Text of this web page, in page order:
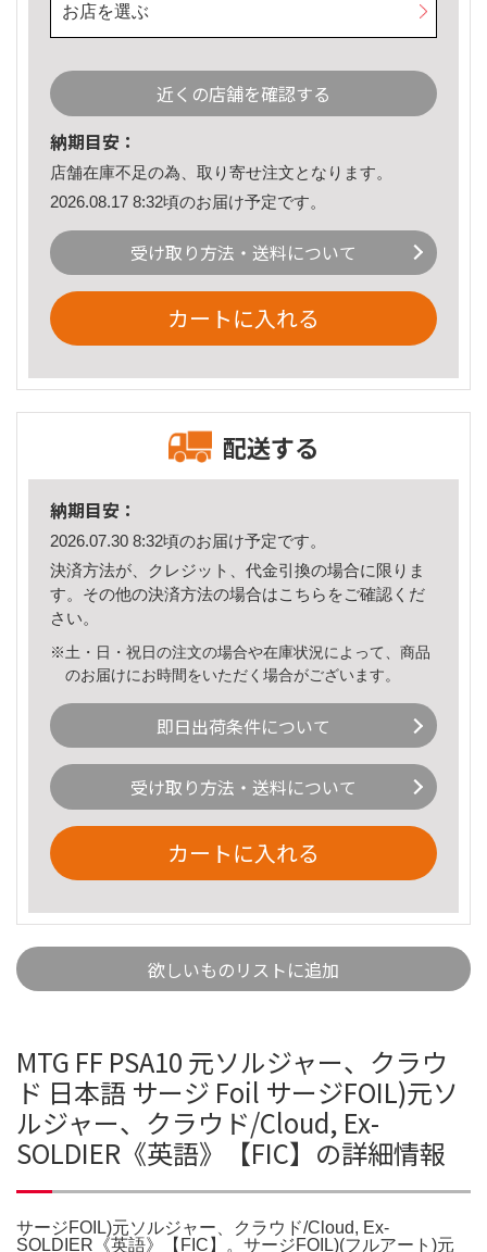
お店を選ぶ
近くの店舗を確認する
納期目安：
店舗在庫不足の為、取り寄せ注文となります。
2026.08.17 8:32頃のお届け予定です。
受け取り方法・送料について
カートに入れる
配送する
納期目安：
2026.07.30 8:32頃のお届け予定です。
決済方法が、クレジット、代金引換の場合に限りま
す。その他の決済方法の場合はこちら をご確認くだ
さい。
※土・日・祝日の注文の場合や在庫状況によって、商品
のお届けにお時間をいただく場合がございます。
即日出荷条件について
受け取り方法・送料について
カートに入れる
欲しいものリストに追加
MTG FF PSA10 元ソルジャー、クラウ
ド 日本語 サージ Foil サージFOIL)元ソ
ルジャー、クラウド/Cloud, Ex-
SOLDIER《英語》【FIC】の詳細情報
サージFOIL)元ソルジャー、クラウド/Cloud, Ex-
SOLDIER《英語》【FIC】。サージFOIL)(フルアート)元